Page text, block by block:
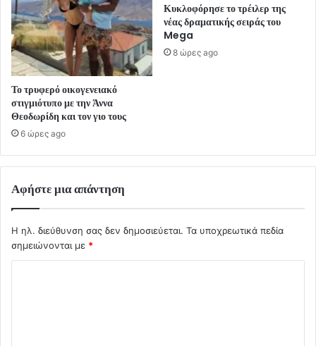
Το τρυφερό οικογενειακό
στιγμιότυπο με την Άννα
Θεοδωρίδη και τον γιο τους
6 ώρες ago
Κυκλοφόρησε το τρέιλερ της
νέας δραματικής σειράς του
Mega
8 ώρες ago
Αφήστε μια απάντηση
Η ηλ. διεύθυνση σας δεν δημοσιεύεται. Τα υποχρεωτικά πεδία
σημειώνονται με *